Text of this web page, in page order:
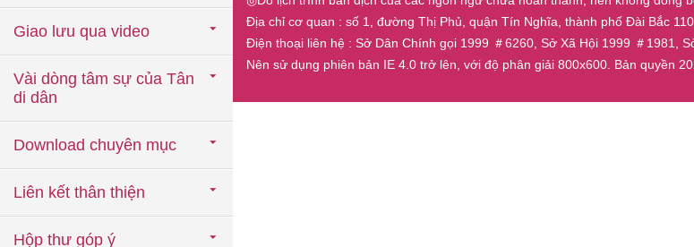
Giao lưu qua video
Vài dòng tâm sự của Tân
di dân
Download chuyên mục
Liên kết thân thiện
Hộp thư góp ý
Địa chỉ cơ quan : số 1, đường Thị Phủ, quận Tín Nghĩa, thành phố Đài Bắc
Điện thoại liên hệ : Sở Dân Chính gọi 1999 ＃6260, Sở Xã Hội 1999 ＃1981,
Nên sử dụng phiên bản IE 4.0 trở lên, với độ phân giải 800x600. Bản quyền